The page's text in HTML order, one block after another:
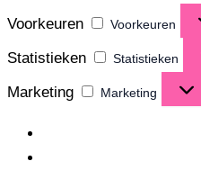
Voorkeuren
Voorkeuren
Statistieken Statistieken
Marketing Marketing